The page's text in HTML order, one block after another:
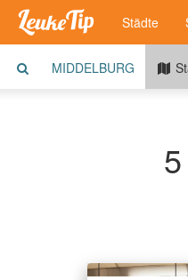
Städte
MIDDELBURG